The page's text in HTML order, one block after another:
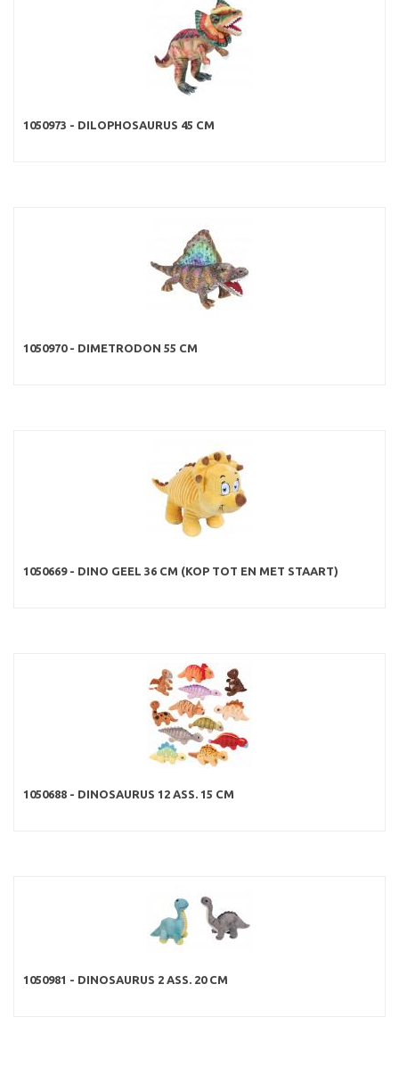
1050973 - DILOPHOSAURUS 45 CM
1050970 - DIMETRODON 55 CM
1050669 - DINO GEEL 36 CM (KOP TOT EN MET STAART)
1050688 - DINOSAURUS 12 ASS. 15 CM
1050981 - DINOSAURUS 2 ASS. 20 CM